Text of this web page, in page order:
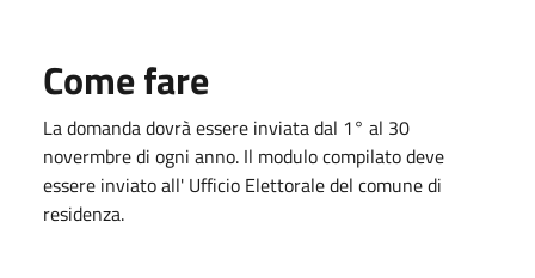
Come fare
La domanda dovrà essere inviata dal 1° al 30
novermbre di ogni anno. Il modulo compilato deve
essere inviato all' Ufficio Elettorale del comune di
residenza.